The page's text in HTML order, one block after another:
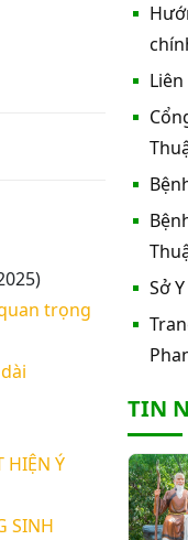
trọng
HIỆN Ý
SINH
sơ
Sở
TIN